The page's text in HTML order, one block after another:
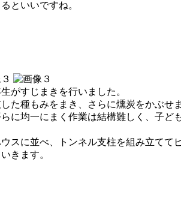
るといいですね。
がすじまきを行いました。
た種もみをまき、さらに燻炭をかぶせま
に均一にまく作業は結構難しく、子ど
スに並べ、トンネル支柱を組み立てて
きます。